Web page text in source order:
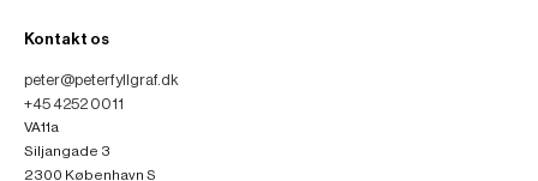
Kontakt os
peter@peterfyllgraf.dk
+45 4252 0011
VA11a
Siljangade 3
2300 København S